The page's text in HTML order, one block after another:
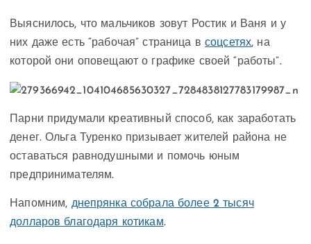
Выяснилось, что мальчиков зовут Ростик и Ваня и у
них даже есть “рабочая” страница всоцсетях, на
которой они оповещают о графике своей “работы”.
Парни придумали креативный способ, как заработать
денег. Ольга Туренко призывает жителей района не
оставаться равнодушными и помочь юным
предпринимателям.
Напомним, днепрянка собрала более 2 тысяч
долларов благодаря котикам.